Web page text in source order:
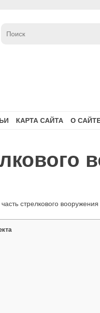
КАРТА САЙТА О
стрелкового вооружения